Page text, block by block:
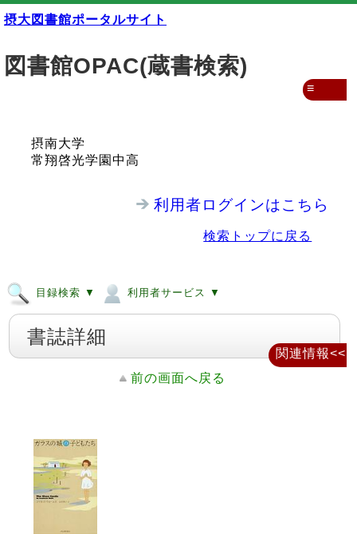
摂大図書館ポータルサイト
図書館OPAC(蔵書検索)
摂南大学
常翔啓光学園中高
利用者ログインはこちら
検索トップに戻る
目録検索 ▼ 利用者サービス ▼
≡
書誌詳細
前の画面へ戻る
関連情報<<